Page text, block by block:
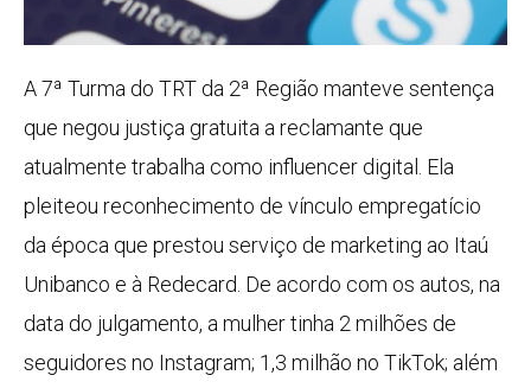
A 7ª Turma do TRT da 2ª Região manteve sentença
que negou justiça gratuita a reclamante que
atualmente trabalha como influencer digital. Ela
pleiteou reconhecimento de vínculo empregatício
da época que prestou serviço de marketing ao Itaú
Unibanco e à Redecard. De acordo com os autos, na
data do julgamento, a mulher tinha 2 milhões de
seguidores no Instagram; 1,3 milhão no TikTok; além